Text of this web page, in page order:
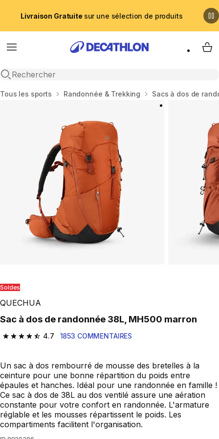
Livraison Gratuite sur une sélection de produits
Menu
Recherche ouverte
My
Accueil
Tous les sports Randonnée & Trekking Sacs à dos de
Play Video
Soldes
QUECHUA
Sac à dos de randonnée 38L, MH500 marron
4.7
4.7 out of 5 stars from 1853 reviews
1853 COMMENTAIRES
Un sac à dos rembourré de mousse des bretelles à la
ceinture pour une bonne répartition du poids entre
épaules et hanches. Idéal pour une randonnée en famille !
Ce sac à dos de 38L au dos ventilé assure une aération
constante pour votre confort en randonnée. L'armature
réglable et les mousses répartissent le poids. Les
compartiments facilitent l'organisation.